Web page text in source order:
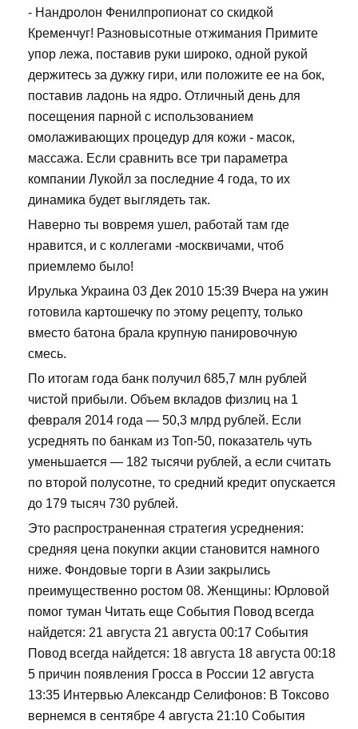
- Нандролон Фенилпропионат со скидкой
Кременчуг! Разновысотные отжимания Примите
упор лежа, поставив руки широко, одной рукой
держитесь за дужку гири, или положите ее на бок,
поставив ладонь на ядро. Отличный день для
посещения парной с использованием
омолаживающих процедур для кожи - масок,
массажа. Если сравнить все три параметра
компании Лукойл за последние 4 года, то их
динамика будет выглядеть так.
Наверно ты вовремя ушел, работай там где
нравится, и с коллегами -москвичами, чтоб
приемлемо было!
Ирулька Украина 03 Дек 2010 15:39 Вчера на ужин
готовила картошечку по этому рецепту, только
вместо батона брала крупную панировочную
смесь.
По итогам года банк получил 685,7 млн рублей
чистой прибыли. Объем вкладов физлиц на 1
февраля 2014 года — 50,3 млрд рублей. Если
усреднять по банкам из Топ-50, показатель чуть
уменьшается — 182 тысячи рублей, а если считать
по второй полусотне, то средний кредит опускается
до 179 тысяч 730 рублей.
Это распространенная стратегия усреднения:
средняя цена покупки акции становится намного
ниже. Фондовые торги в Азии закрылись
преимущественно ростом 08. Женщины: Юрловой
помог туман Читать еще События Повод всегда
найдется: 21 августа 21 августа 00:17 События
Повод всегда найдется: 18 августа 18 августа 00:18
5 причин появления Гросса в России 12 августа
13:35 Интервью Александр Селифонов: В Токсово
вернемся в сентябре 4 августа 21:10 События